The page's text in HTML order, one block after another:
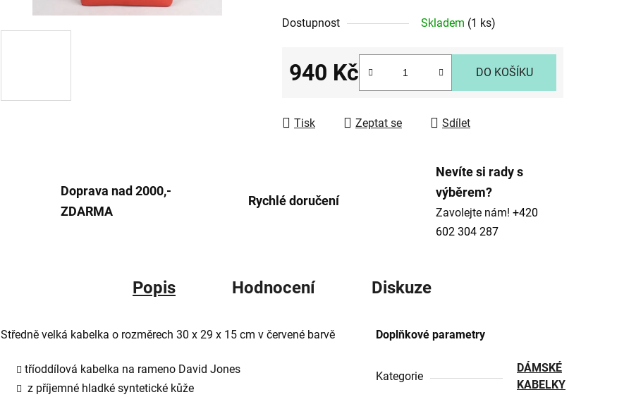
5
Dostupnost Skladem (1 ks)
940 Kč DO KOŠÍKU
Tisk Zeptat se Sdílet
Doprava nad 2000,-
ZDARMA
Rychlé doručení
Nevíte si rady s
výběrem?
Zavolejte nám! +420
602 304 287
Popis Hodnocení Diskuze
Středně velká kabelka o rozměrech 30 x 29 x 15 cm v červené barvě
tříoddílová kabelka na rameno David Jones
z příjemné hladké syntetické kůže
Doplňkové parametry
Kategorie
DÁMSKÉ
KABELKY